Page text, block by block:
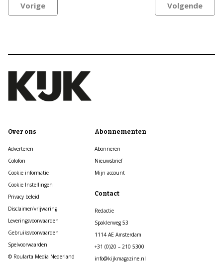
Vorige Volgende
Over ons
Adverteren
Colofon
Cookie informatie
Cookie Instellingen
Privacy beleid
Disclaimer/vrijwaring
Leveringsvoorwaarden
Gebruiksvoorwaarden
Spelvoorwaarden
© Roularta Media Nederland
Abonnementen
Abonneren
Nieuwsbrief
Mijn account
Contact
Redactie
Spaklerweg 53
1114 AE Amsterdam
+31 (0)20 – 210 5300
info@kijkmagazine.nl